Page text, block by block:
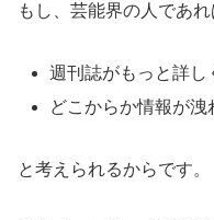
もし、芸能界の人であ
週刊誌がもっと詳し
どこからか情報が洩
と考えられるからです。